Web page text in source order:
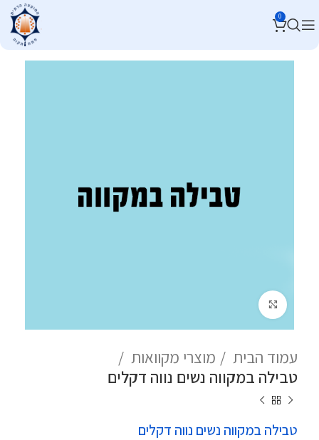
0
עמוד הבית
מוצרי מקוואות
טבילה במקווה נשים נווה דקלים
טבילה במקווה נשים נווה דקלים